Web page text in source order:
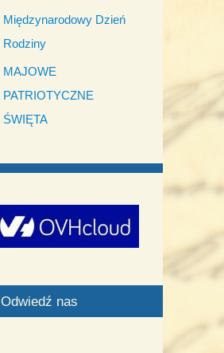
Międzynarodowy Dzień
Rodziny
MAJOWE
PATRIOTYCZNE
ŚWIĘTA
Odwiedź nas